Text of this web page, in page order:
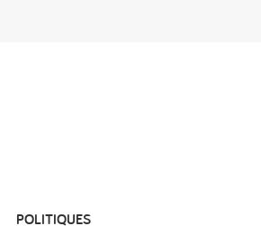
POLITIQUES